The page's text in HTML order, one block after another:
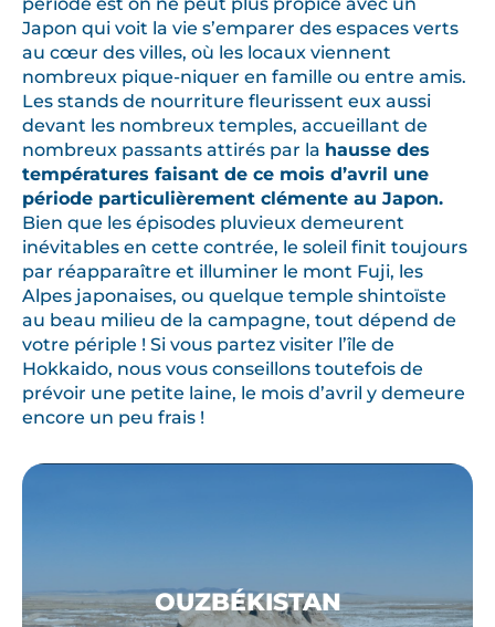
Japon qui voit la vie s’emparer des espaces verts
au cœur des villes, où les locaux viennent
nombreux pique-niquer en famille ou entre amis.
Les stands de nourriture fleurissent eux aussi
devant les nombreux temples, accueillant de
nombreux passants attirés par la hausse des
températures faisant de ce mois d’avril une
période particulièrement clémente au Japon.
Bien que les épisodes pluvieux demeurent
inévitables en cette contrée, le soleil finit toujours
par réapparaître et illuminer le mont Fuji, les
Alpes japonaises, ou quelque temple shintoïste
au beau milieu de la campagne, tout dépend de
votre périple ! Si vous partez visiter l’île de
Hokkaido, nous vous conseillons toutefois de
prévoir une petite laine, le mois d’avril y demeure
encore un peu frais !
OUZBÉKISTAN